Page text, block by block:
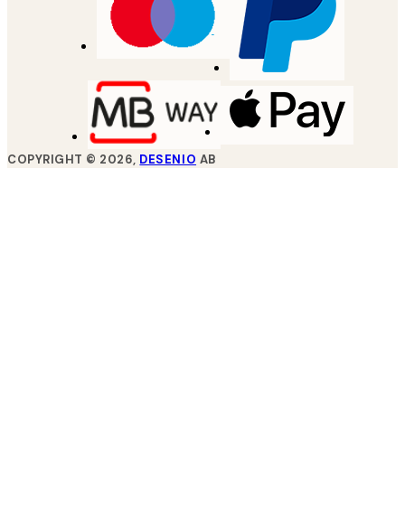
COPYRIGHT © 2026, DESENIO AB